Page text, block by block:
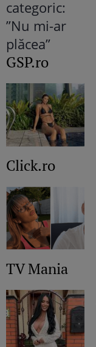
GSP.ro
Click.ro
TV Mania